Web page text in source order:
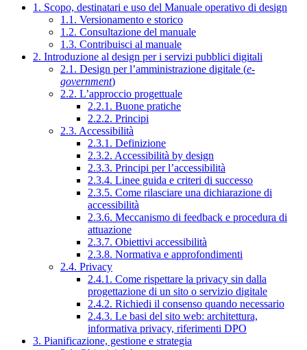
1. Scopo, destinatari e uso del Manuale operativo di design
1.1. Versionamento e storico
1.2. Consultazione del manuale
1.3. Contribuisci al manuale
2. Introduzione al design per i servizi pubblici digitali
2.1. Design per l’amministrazione digitale (e-
government)
2.2. L’approccio progettuale
2.2.1. Buone pratiche
2.2.2. Principi
2.3. Accessibilità
2.3.1. Definizione
2.3.2. Accessibilità by design
2.3.3. Principi per l’accessibilità
2.3.4. Linee guida e criteri di successo
2.3.5. Come rilasciare una dichiarazione di
accessibilità
2.3.6. Meccanismo di feedback e procedura di
attuazione
2.3.7. Obiettivi accessibilità
2.3.8. Normativa e approfondimenti
2.4. Privacy
2.4.1. Come rispettare la privacy sin dalla
progettazione di un sito o servizio digitale
2.4.2. Richiedi il consenso quando necessario
2.4.3. Le basi del sito web: architettura,
informativa privacy, riferimenti DPO
3. Pianificazione, gestione e strategia